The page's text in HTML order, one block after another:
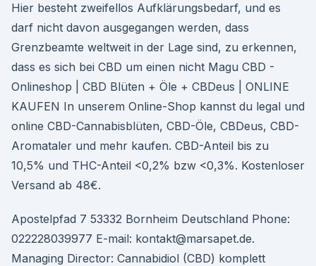
Hier besteht zweifellos Aufklärungsbedarf, und es
darf nicht davon ausgegangen werden, dass
Grenzbeamte weltweit in der Lage sind, zu erkennen,
dass es sich bei CBD um einen nicht Magu CBD -
Onlineshop | CBD Blüten + Öle + CBDeus | ONLINE
KAUFEN In unserem Online-Shop kannst du legal und
online CBD-Cannabisblüten, CBD-Öle, CBDeus, CBD-
Aromataler und mehr kaufen. CBD-Anteil bis zu
10,5% und THC-Anteil <0,2% bzw <0,3%. Kostenloser
Versand ab 48€.
Apostelpfad 7 53332 Bornheim Deutschland Phone:
022228039977 E-mail: kontakt@marsapet.de.
Managing Director: Cannabidiol (CBD) komplett